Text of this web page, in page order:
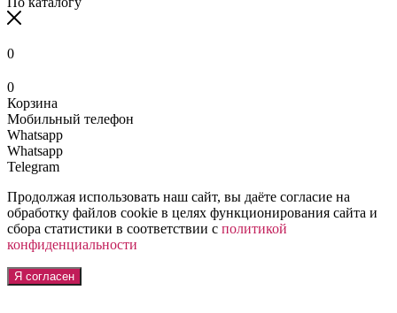
0
0
Корзина
Мобильный телефон
Whatsapp
Whatsapp
Telegram
Продолжая использовать наш сайт, вы даёте согласие на
обработку файлов cookie в целях функционирования сайта и
сбора статистики в соответствии с политикой
конфиденциальности
Я согласен